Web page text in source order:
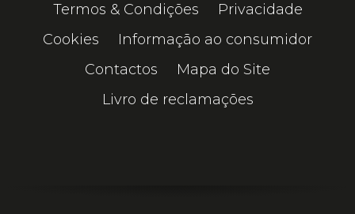
Termos & Condições
Privacidade
Cookies
Informação ao consumidor
Contactos
Mapa do Site
Livro de reclamações